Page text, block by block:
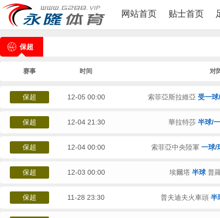
网站首页 贴士首页
保超
赛事 时间 对
保超 12-05 00:00 索菲亞斯拉維亞 受一
保超 12-04 21:30 華拉特莎 半球/
保超 12-04 00:00 索菲亞中央陸軍 一球/
保超 12-03 00:00 埃爾塔 半球 普
保超 11-28 23:30 普夫迪夫火車頭 半